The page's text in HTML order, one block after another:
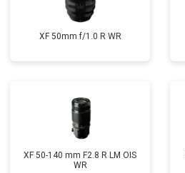
XF 50mm f/1.0 R WR
XF 50-140 mm F2.8 R LM OIS
WR